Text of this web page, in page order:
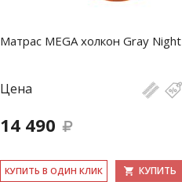
Матрас MEGA холкон Gray Night
Цена
14 490
КУ­ПИТЬ В ОДИН КЛИК КУПИТЬ